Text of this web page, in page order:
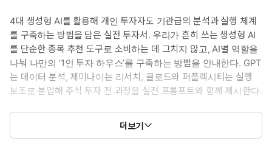
4대 생성형 AI를 활용해 개인 투자자도 기관급의 분석과 실행 체계
를 구축하는 방법을 담은 실전 투자서. 우리가 흔히 쓰는 생성형 AI
를 단순한 종목 추천 도구로 소비하는 데 그치지 않고, AI별 역할을
나눠 나만의 ‘1인 투자 하우스’를 구축하는 방법을 안내한다. GPT
는 데이터 분석, 제미나이는 리서치, 클로드와 퍼플렉시티는 실행
보조로 분업해 주식 투자 전 과정을 실전 프롬프트와 함께 제시한다.
클로드 인 크롬과 클로드 코워크로 포트폴리오를 점검하고, 딥리
서치 기능으로 수백 건의 자료를 교차 검증하며, 맞춤형 AI인
더보기